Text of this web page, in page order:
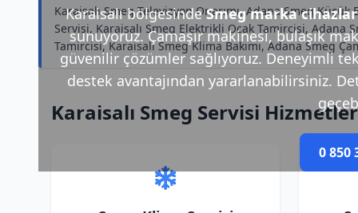
Karaisalı bölgesindeSmeg marka cihazlar
sunuyoruz. Çamaşır makinesi, bulaşık
güvenilir çözümler sağlıyoruz. Deneyimli
destek avantajından yararlanabilirsiniz.
0 850
Karaisalı Smeg Televizyon Onarımı, Adana Smeg
Servisi, Karaisalı Smeg Elektrikli Ocak Tamircisi, Adana
Tamircisi, Karaisalı Smeg Klima Bakımı, Adana Smeg
Karaisalı Smeg Servisi